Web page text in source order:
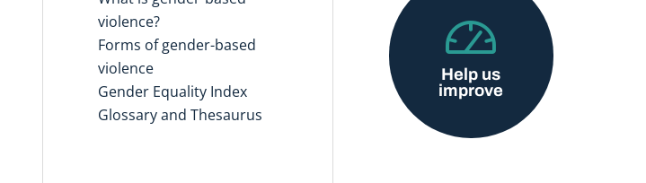
violence?
Forms of gender-based
violence
Gender Equality Index
Glossary and Thesaurus
Help us
improve